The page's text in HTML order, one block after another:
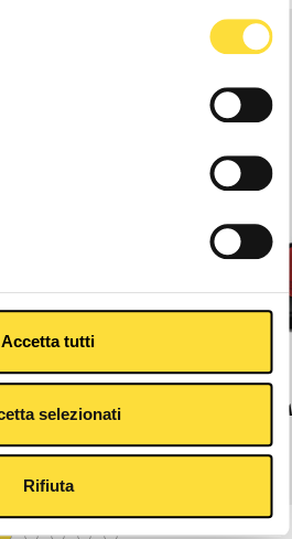
Accetta tutti
selezionati
Rifiuta
G.DARE MATT BURGUNDY
€259,90
€194,92